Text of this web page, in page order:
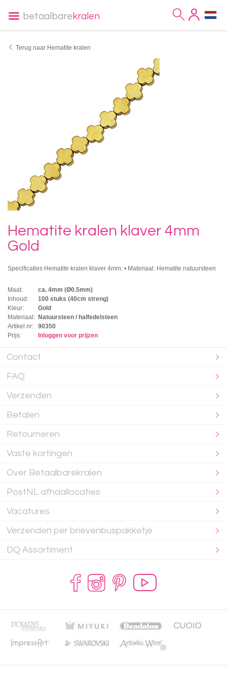
betaalbare kralen
Terug naar Hematite kralen
Hematite kralen klaver 4mm
Gold
Specificaties Hematite kralen klaver 4mm: • Materiaal: Hematite natuursteen
Maat:
ca. 4mm (Ø0.5mm)
Inhoud:
100 stuks (40cm streng)
Kleur:
Gold
Materiaal: Natuursteen / halfedelsteen
Artikel nr:
90350
Prijs:
Inloggen voor prijzen
Contact
FAQ
Verzenden
Betalen
Retourneren
Vaste kortingen
Over Betaalbarekralen
PostNL afhaallocaties
Vacatures
Verzenden per brievenbuspakketje
DQ Assortiment